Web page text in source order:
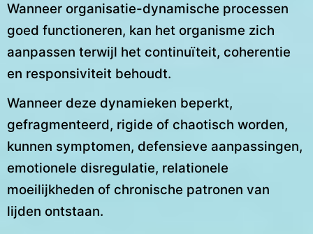
Wanneer organisatie-dynamische processen
goed functioneren, kan het organisme zich
aanpassen terwijl het continuïteit, coherentie
en responsiviteit behoudt.
Wanneer deze dynamieken beperkt,
gefragmenteerd, rigide of chaotisch worden,
kunnen symptomen, defensieve aanpassingen,
emotionele disregulatie, relationele
moeilijkheden of chronische patronen van
lijden ontstaan.